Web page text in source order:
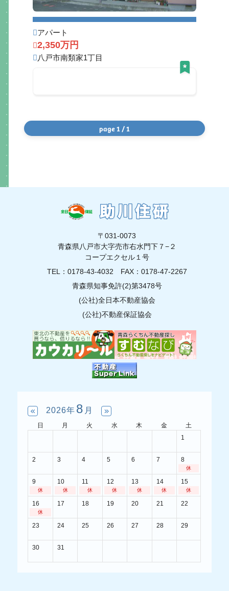
アパート
2,350万円
八戸市南類家1丁目
page 1 / 1
〒031-0073
青森県八戸市大字売市右水門下７−２
コープエクセル１号
TEL：0178-43-4032 FAX：0178-47-2267
青森県知事免許(2)第3478号
(公社)全日本不動産協会
(公社)不動産保証協会
2026年 8 月
日 月 火 水 木 金
土
1
2 3 4 5 6 7 8
休
9
休
10
休
11
休
12
休
13
休
14
休
15
休
16
休
17 18 19 20 21 22
23 24 25 26 27 28 29
30 31